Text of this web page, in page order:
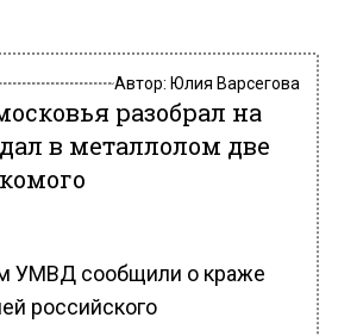
Автор: Юлия Варсегова
разобрал на
в металлолом две
УМВД сообщили о краже
российского